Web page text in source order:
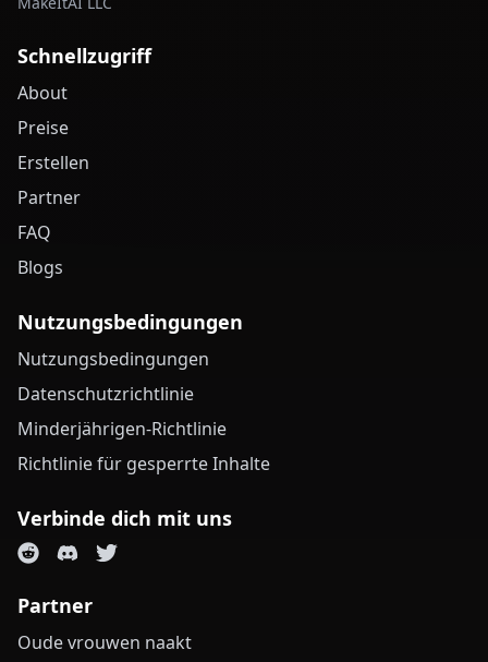
Schnellzugriff
About
Preise
Erstellen
Partner
FAQ
Blogs
Nutzungsbedingungen
Nutzungsbedingungen
Datenschutzrichtlinie
Minderjährigen-Richtlinie
Richtlinie für gesperrte Inhalte
Verbinde dich mit uns
Partner
Oude vrouwen naakt